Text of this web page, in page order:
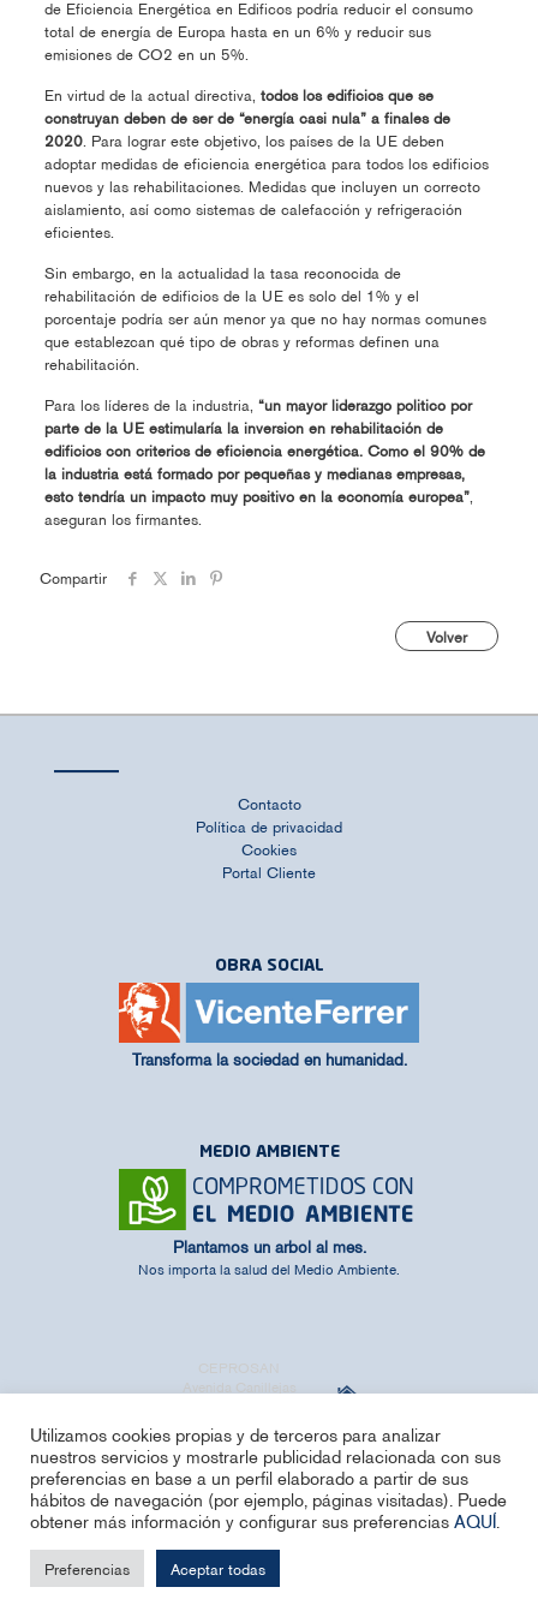
de Eficiencia Energética en Edificos podría reducir el consumo
total de energía de Europa hasta en un 6% y reducir sus
emisiones de CO2 en un 5%.
En virtud de la actual directiva, todos los edificios que se
construyan deben de ser de “energía casi nula” a finales de
2020. Para lograr este objetivo, los países de la UE deben
adoptar medidas de eficiencia energética para todos los edificios
nuevos y las rehabilitaciones. Medidas que incluyen un correcto
aislamiento, así como sistemas de calefacción y refrigeración
eficientes.
Sin embargo, en la actualidad la tasa reconocida de
rehabilitación de edificios de la UE es solo del 1% y el
porcentaje podría ser aún menor ya que no hay normas comunes
que establezcan qué tipo de obras y reformas definen una
rehabilitación.
Para los líderes de la industria, “un mayor liderazgo politico por
parte de la UE estimularía la inversion en rehabilitación de
edificios con criterios de eficiencia energética. Como el 90% de
la industria está formado por pequeñas y medianas empresas,
esto tendría un impacto muy positivo en la economía europea”,
aseguran los firmantes.
Compartir
Volver
Contacto
Política de privacidad
Cookies
Portal Cliente
OBRA SOCIAL
Transforma la sociedad en humanidad.
MEDIO AMBIENTE
Plantamos un arbol al mes.
Nos importa la salud del Medio Ambiente.
CEPROSAN
Avenida Canillejas
(+34) 912 566
989
info@ceprosan.es
Utilizamos cookies propias y de terceros para analizar
nuestros servicios y mostrarle publicidad relacionada con sus
preferencias en base a un perfil elaborado a partir de sus
hábitos de navegación (por ejemplo, páginas visitadas). Puede
obtener más información y configurar sus preferencias AQUÍ
Preferencias Aceptar todas